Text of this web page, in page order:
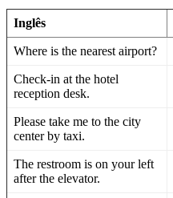
Inglês
Where is the nearest airport?
Check-in at the hotel
reception desk.
Please take me to the city
center by taxi.
The restroom is on your left
after the elevator.